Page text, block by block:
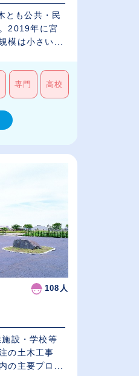
とも公共・民
2019年に宮
模は小さい...
専門 高校
108人
設・学校等
の土木工事
の主要プロ...